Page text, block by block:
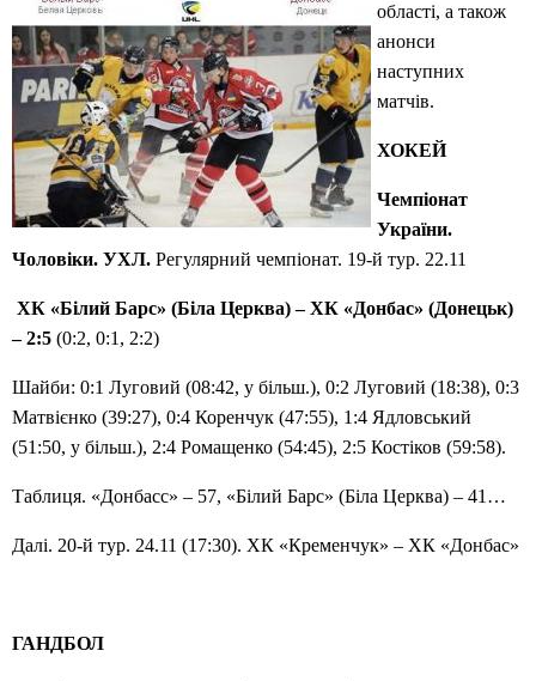
області, а також
анонси
наступних
матчів.
ХОКЕЙ
Чемпіонат
України.
Чоловіки. УХЛ. Регулярний чемпіонат. 19-й тур. 22.11
ХК «Білий Барс» (Біла Церква) – ХК «Донбас» (Донецьк)
– 2:5 (0:2, 0:1, 2:2)
Шайби: 0:1 Луговий (08:42, у більш.), 0:2 Луговий (18:38), 0:3
Матвієнко (39:27), 0:4 Коренчук (47:55), 1:4 Ядловський
(51:50, у більш.), 2:4 Ромащенко (54:45), 2:5 Костіков (59:58).
Таблиця. «Донбасс» – 57, «Білий Барс» (Біла Церква) – 41…
Далі. 20-й тур. 24.11 (17:30). ХК «Кременчук» – ХК «Донбас»
ГАНДБОЛ